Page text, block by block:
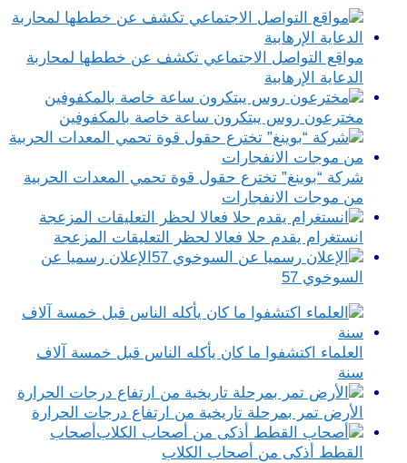
مواقع التواصل الاجتماعي تكشف عن خططها لمحاربة
الدعاية الإرهابية
مخترعون روس يبتكرون ساعة خاصة بالمكفوفين
شركة “بوينغ” تخترع حقول قوة تحمي المعدات الحربية
من موجات الانفجارات
انستغرام يقدم حلا فعالا لحظر التعليقات المزعجة
الإعلان رسميا عن
السوخوي 57
العلماء اكتشفوا ما كان يأكله الناس قبل خمسة آلاف
سنة
الأرض تمر بمرحلة تاريخية من ارتفاع درجات الحرارة
أصحاب
القطط أذكى من أصحاب الكلاب